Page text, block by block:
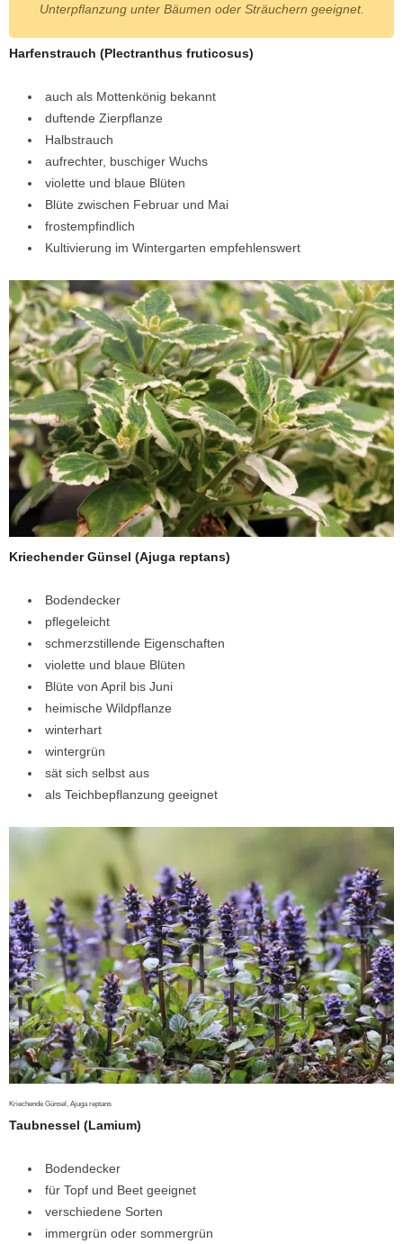
Unterpflanzung unter Bäumen oder Sträuchern geeignet.
Harfenstrauch (Plectranthus fruticosus)
auch als Mottenkönig bekannt
duftende Zierpflanze
Halbstrauch
aufrechter, buschiger Wuchs
violette und blaue Blüten
Blüte zwischen Februar und Mai
frostempfindlich
Kultivierung im Wintergarten empfehlenswert
Kriechender Günsel (Ajuga reptans)
Bodendecker
pflegeleicht
schmerzstillende Eigenschaften
violette und blaue Blüten
Blüte von April bis Juni
heimische Wildpflanze
winterhart
wintergrün
sät sich selbst aus
als Teichbepflanzung geeignet
Kriechende Günsel, Ajuga reptans
Taubnessel (Lamium)
Bodendecker
für Topf und Beet geeignet
verschiedene Sorten
immergrün oder sommergrün